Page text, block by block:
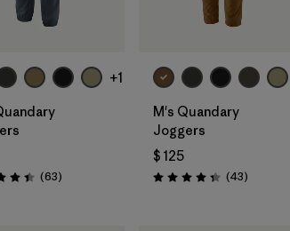
+1
4.4 / 5
(63Comentarios
)
M's Quandary
Joggers
$ 125
Valoración: 4.4 / 5
(43)